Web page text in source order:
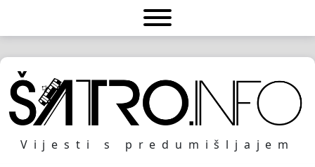
Vijesti s predumišljajem